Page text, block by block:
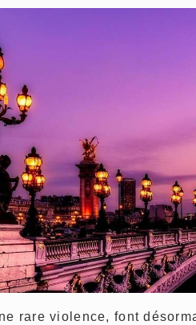
rare violence, font